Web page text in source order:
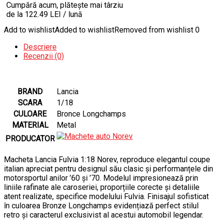
Cumpără acum, plătește mai târziu
de la 122.49 LEI / lună
Add to wishlistAdded to wishlistRemoved from wishlist 0
Descriere
Recenzii (0)
BRAND
Lancia
SCARA
1/18
CULOARE
Bronce Longchamps
MATERIAL
Metal
PRODUCATOR
Macheta Lancia Fulvia 1:18 Norev, reproduce elegantul coupe
italian apreciat pentru designul său clasic și performanțele din
motorsportul anilor ’60 și ’70. Modelul impresionează prin
liniile rafinate ale caroseriei, proporțiile corecte și detaliile
atent realizate, specifice modelului Fulvia. Finisajul sofisticat
în culoarea Bronze Longchamps evidențiază perfect stilul
retro și caracterul exclusivist al acestui automobil legendar.